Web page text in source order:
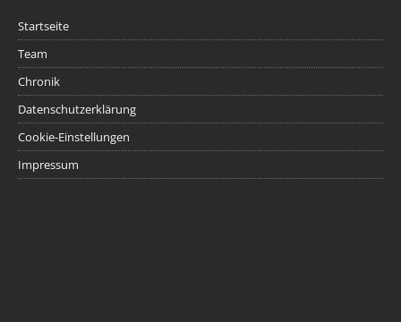
Startseite
Team
Chronik
Datenschutzerklärung
Cookie-Einstellungen
Impressum